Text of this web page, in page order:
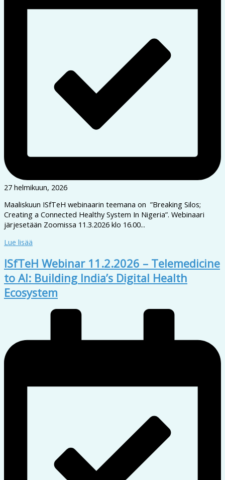
27 helmikuun, 2026
Maaliskuun ISfTeH webinaarin teemana on ”Breaking Silos;
Creating a Connected Healthy System In Nigeria”. Webinaari
järjesetään Zoomissa 11.3.2026 klo 16.00...
Lue lisää
ISfTeH Webinar 11.2.2026 – Telemedicine
to AI: Building India’s Digital Health
Ecosystem